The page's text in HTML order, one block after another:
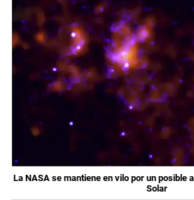
La NASA se mantiene en vilo por un posible
Solar